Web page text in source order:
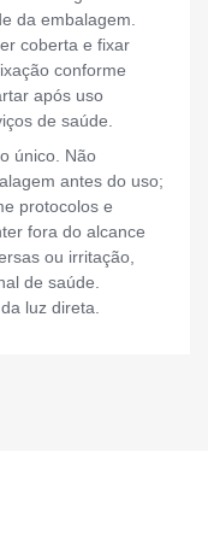
da embalagem.
coberta e fixar
conforme
após uso
de saúde.
único. Não
antes do uso;
protocolos e
fora do alcance
ou irritação,
de saúde.
luz direta.